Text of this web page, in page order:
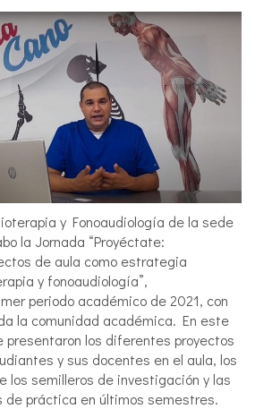
y Fonoaudiología de la sede
la Jornada “Proyéctate:
de aula como estrategia
y fonoaudiología”,
periodo académico de 2021, con
la comunidad académica. En este
presentaron los diferentes proyectos
y sus docentes en el aula, los
los semilleros de investigación y las
de práctica en últimos semestres.